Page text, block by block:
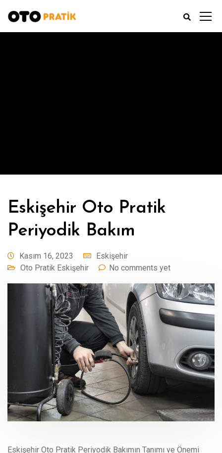
Eskişehir Oto Pratik
Periyodik Bakım
Kasım 16, 2023
Eskişehir
Oto Pratik Eskişehir
No comments yet
Eskişehir Oto Pratik Periyodik Bakımın Tanımı ve Önemi